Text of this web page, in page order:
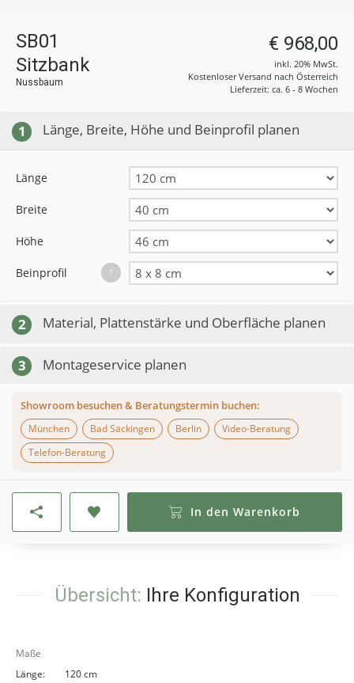
SB01
Sitzbank
Nussbaum
€ 968,00
inkl. 20% MwSt.
Kostenloser Versand nach Österreich
Lieferzeit: ca. 6 - 8 Wochen
1 Länge, Breite, Höhe und Beinprofil planen
Länge
Breite
Höhe
Beinprofil ?
2 Material, Plattenstärke und Oberfläche planen
3 Montageservice planen
Showroom besuchen & Beratungstermin buchen:
München
Bad Säckingen Berlin
Video-Beratung
Telefon-Beratung
In den Warenkorb
Übersicht: Ihre Konfiguration
Maße
Länge:
120 cm